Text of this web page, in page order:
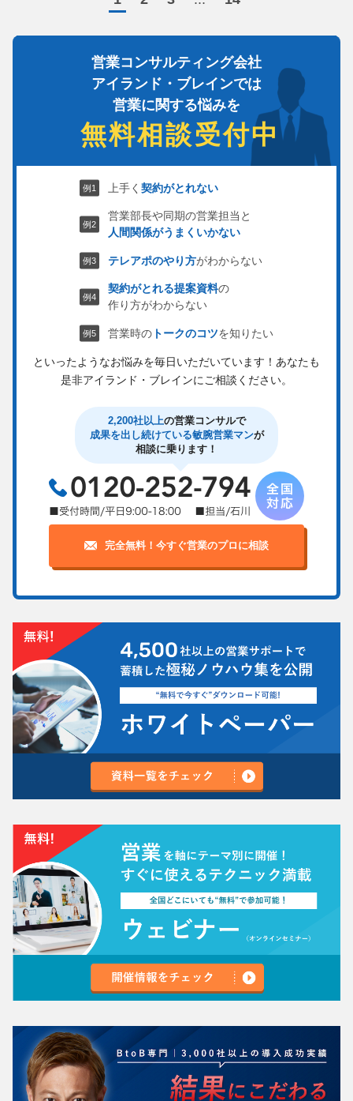
営業コンサルティング会社
アイランド・ブレインでは
営業に関する悩みを
無料相談受付中
上手く契約がとれない
営業部長や同期の営業担当と
人間関係がうまくいかない
テレアポのやり方がわからない
契約がとれる提案資料の
作り方がわからない
営業時の トークのコツを知りたい
といったようなお悩みを毎日いただいています！ あなたも
是非アイランド・ブレインにご相談ください。
2,200社以上の営業コンサルで
成果を出し続けている敏腕営業マンが
相談に乗ります！
完全無料！今すぐ営業のプロに相談